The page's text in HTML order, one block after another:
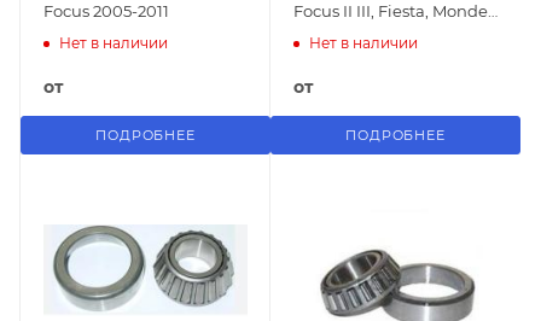
Focus 2005-2011
Нет в наличии
от
ПОДРОБНЕЕ
Focus II III, Fiesta, Mondeo
2007-... (Zetec-S)
Нет в наличии
от
ПОДРОБНЕЕ